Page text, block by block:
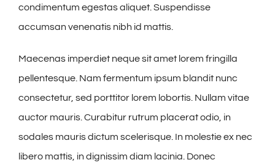
condimentum egestas aliquet. Suspendisse
accumsan venenatis nibh id mattis.
Maecenas imperdiet neque sit amet lorem fringilla
pellentesque. Nam fermentum ipsum blandit nunc
consectetur, sed porttitor lorem lobortis. Nullam vitae
auctor mauris. Curabitur rutrum placerat odio, in
sodales mauris dictum scelerisque. In molestie ex nec
libero mattis, in dignissim diam lacinia. Donec